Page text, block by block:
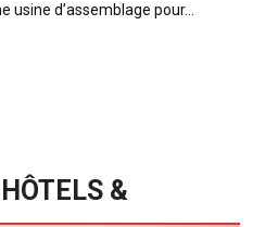
usine d’assemblage pour...
&